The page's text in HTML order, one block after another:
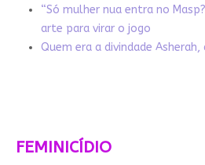
“Só mulher nua entra no
arte para virar o jogo
Quem era a divindade Asherah,
FEMINICÍDIO